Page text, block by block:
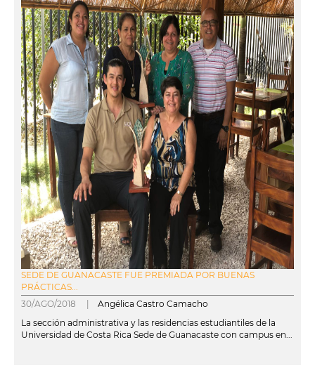
SEDE DE GUANACASTE FUE PREMIADA POR BUENAS
PRÁCTICAS...
30/AGO/2018 | Angélica Castro Camacho
La sección administrativa y las residencias estudiantiles de la
Universidad de Costa Rica Sede de Guanacaste con campus en...